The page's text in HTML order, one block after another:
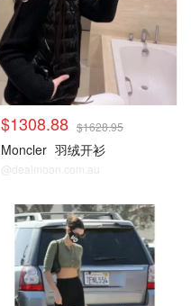
$1308.88 $1628.95
Moncler 羽绒开衫
@dealmoon.com.au
Cettire